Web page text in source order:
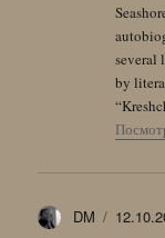
several
by
Автор
DM